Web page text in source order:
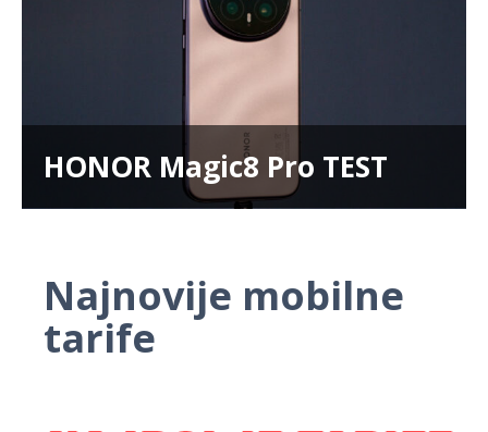
HONOR Magic8 Pro TEST
Najnovije mobilne
tarife